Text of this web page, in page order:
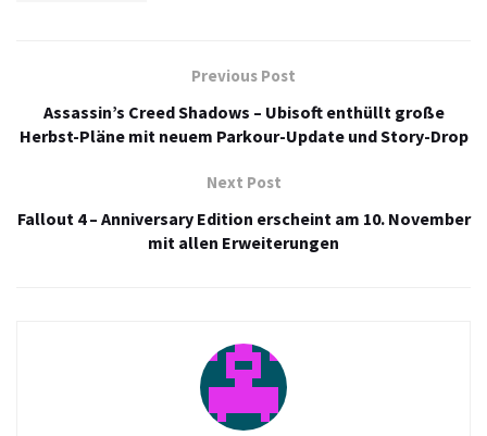
Previous Post
Assassin’s Creed Shadows – Ubisoft enthüllt große
Herbst-Pläne mit neuem Parkour-Update und Story-Drop
Next Post
Fallout 4 – Anniversary Edition erscheint am 10. November
mit allen Erweiterungen